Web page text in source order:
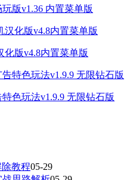
版v1.36 内置菜单版
化版v4.8内置菜单版
色玩法v1.9.9 无限钻石版
教程05-29